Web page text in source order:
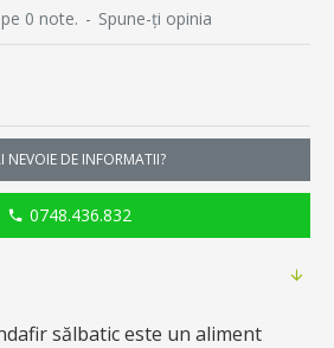
0 note. - Spune-ţi opinia
NEVOIE DE INFORMATII?
0748.436.832
sălbatic este un aliment